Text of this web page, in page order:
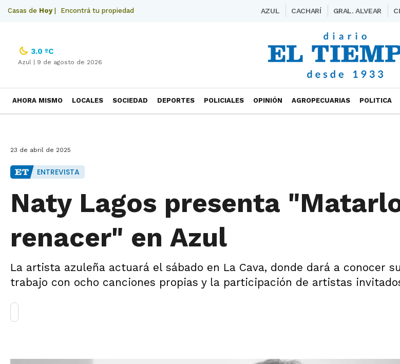
Casas de Hoy| Encontrá tu propiedad AZUL CACHARÍ GRAL. ALVEAR
3.0 ºC
Azul | 9 de agosto de 2026
AHORA MISMO LOCALES SOCIEDAD DEPORTES POLICIALES OPINIÓN AGROPECUARIAS POLITICA
23 de abril de 2025
ENTREVISTA
Naty Lagos presenta
renacer" en Azul
La artista azuleña actuará el sábado en La Cava, donde dará a conocer
trabajo con ocho canciones propias y la participación de artistas